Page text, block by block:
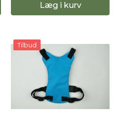
Læg i kurv
Tilbud